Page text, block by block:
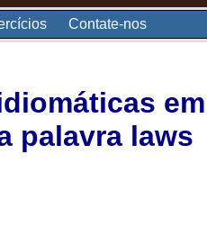
Contate-nos
em
palavra laws